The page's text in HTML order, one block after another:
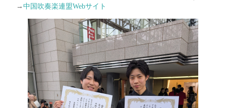
→中国吹奏楽連盟Webサイト